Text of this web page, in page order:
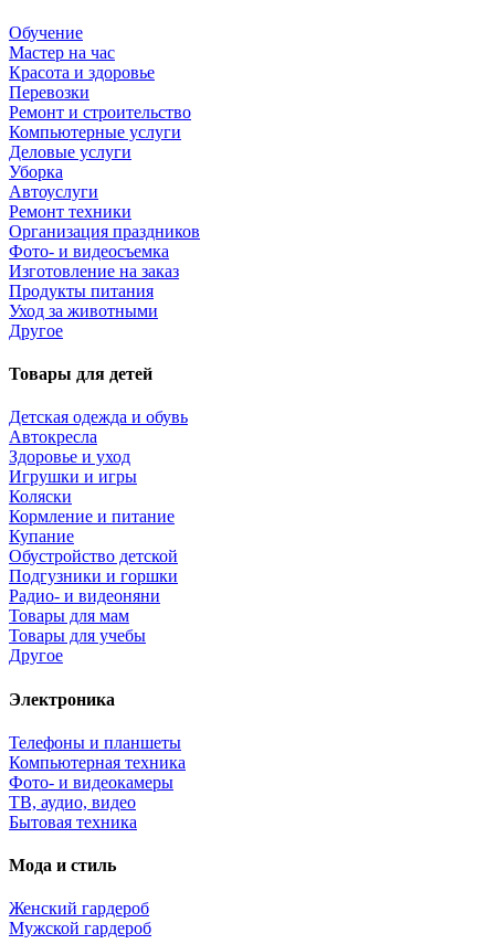
Обучение
Мастер на час
Красота и здоровье
Перевозки
Ремонт и строительство
Компьютерные услуги
Деловые услуги
Уборка
Автоуслуги
Ремонт техники
Организация праздников
Фото- и видеосъемка
Изготовление на заказ
Продукты питания
Уход за животными
Другое
Товары для детей
Детская одежда и обувь
Автокресла
Здоровье и уход
Игрушки и игры
Коляски
Кормление и питание
Купание
Обустройство детской
Подгузники и горшки
Радио- и видеоняни
Товары для мам
Товары для учебы
Другое
Электроника
Телефоны и планшеты
Компьютерная техника
Фото- и видеокамеры
ТВ, аудио, видео
Бытовая техника
Мода и стиль
Женский гардероб
Мужской гардероб